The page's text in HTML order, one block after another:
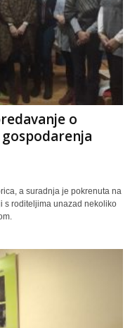
o
a suradnja je pokrenuta na
s roditeljima unazad nekoliko